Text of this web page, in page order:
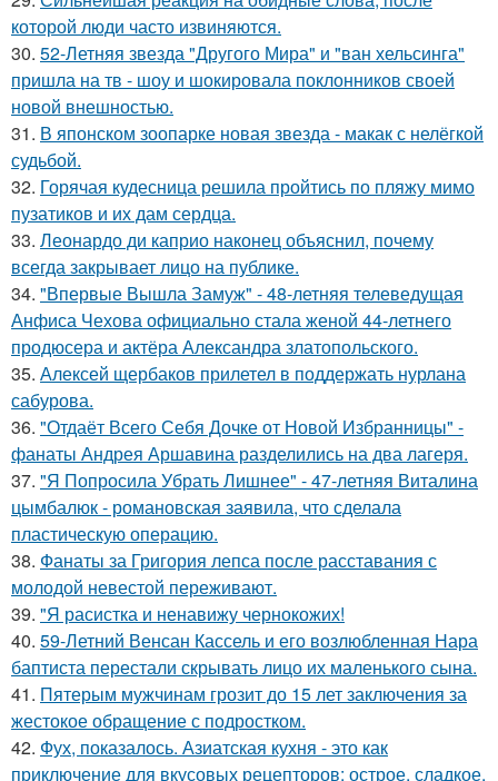
которой люди часто извиняются.
30. 52-Летняя звезда "Другого Мира" и "ван хельсинга"
пришла на тв - шоу и шокировала поклонников своей
новой внешностью.
31. В японском зоопарке новая звезда - макак с нелёгкой
судьбой.
32. Горячая кудесница решила пройтись по пляжу мимо
пузатиков и их дам сердца.
33. Леонардо ди каприо наконец объяснил, почему
всегда закрывает лицо на публике.
34. "Впервые Вышла Замуж" - 48-летняя телеведущая
Анфиса Чехова официально стала женой 44-летнего
продюсера и актёра Александра златопольского.
35. Алексей щербаков прилетел в поддержать нурлана
сабурова.
36. "Отдаёт Всего Себя Дочке от Новой Избранницы" -
фанаты Андрея Аршавина разделились на два лагеря.
37. "Я Попросила Убрать Лишнее" - 47-летняя Виталина
цымбалюк - романовская заявила, что сделала
пластическую операцию.
38. Фанаты за Григория лепса после расставания с
молодой невестой переживают.
39. "Я расистка и ненавижу чернокожих!
40. 59-Летний Венсан Кассель и его возлюбленная Нара
баптиста перестали скрывать лицо их маленького сына.
41. Пятерым мужчинам грозит до 15 лет заключения за
жестокое обращение с подростком.
42. Фух, показалось. Азиатская кухня - это как
приключение для вкусовых рецепторов: острое, сладкое,